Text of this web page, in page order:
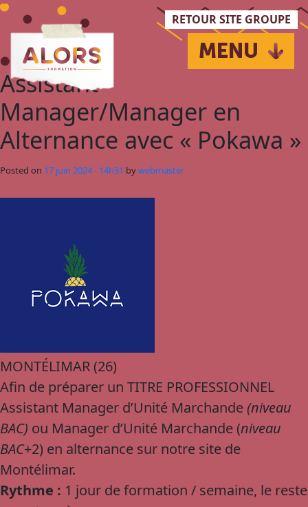
Passer au contenu principal
MENU
RETOUR SITE GROUPE
Assistant
Manager/Manager en
Alternance avec « Pokawa »
Posted on 17 juin 2024 - 14h31 bywebmaster
MONTÉLIMAR (26)
Afin de préparer un TITRE PROFESSIONNEL
Assistant Manager d’Unité Marchande(niveau
BAC) ou Manager d’Unité Marchande (niveau
BAC+2) en alternance sur notre site de
Montélimar.
Rythme : 1 jour de formation / semaine, le reste